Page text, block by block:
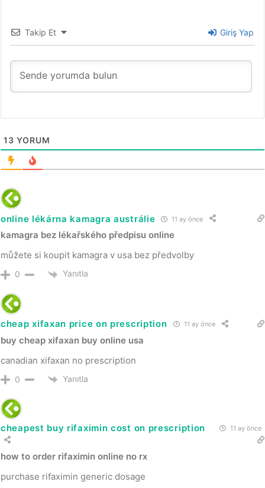
Takip Et Giriş Yap
13 YORUM
online lékárna kamagra austrálie 11 ay önce
kamagra bez lékařského předpisu online
můžete si koupit kamagra v usa bez předvolby
0 Yanıtla
cheap xifaxan price on prescription 11 ay önce
buy cheap xifaxan buy online usa
canadian xifaxan no prescription
0 Yanıtla
cheapest buy rifaximin cost on prescription 11 ay önce
how to order rifaximin online no rx
purchase rifaximin generic dosage